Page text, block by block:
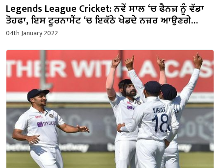
Legends League Cricket: ਨਵੇਂ ਸਾਲ ‘ਚ ਫੈਨਜ਼ ਨੂੰ ਵੱਡਾ
ਤੋਹਫਾ, ਇਸ ਟੂਰਨਾਮੈਂਟ ‘ਚ ਇਕੱਠੇ ਖੇਡਦੇ ਨਜ਼ਰ ਆਉਣਗੇ
ਸਹਿਵਾਗ, ਯੁਵਰਾਜ ਤੇ ਹਰਭਜਨ
04th January 2022